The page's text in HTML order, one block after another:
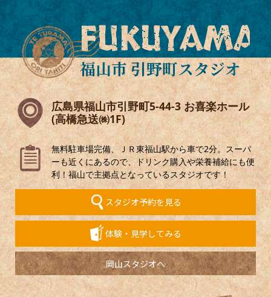
FUKUYAMA
福山市 引野町スタジオ
広島県福山市引野町5-44-3 お喜楽ホール
(高橋急送㈱1F)
無料駐車場完備、ＪＲ東福山駅から車で2分。スーパ
ーも近くにあるので、ドリンク購入や栄養補給にも便
利！福山で主拠点となっているスタジオです！
スタジオ予約を見る
体験・見学してみる
岡山スタジオへ